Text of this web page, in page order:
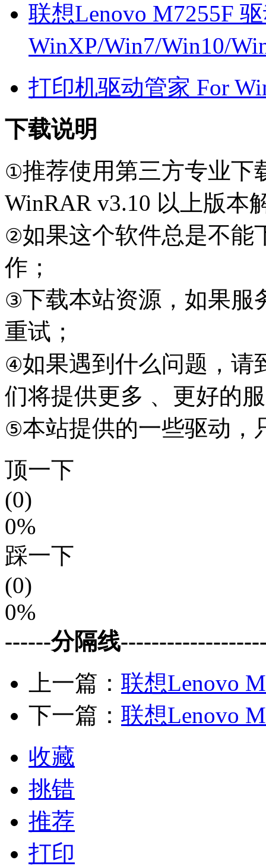
联想Lenovo M7255F
WinXP/Win7/Win10/
打印机驱动管家 For
下载说明
①推荐使用第三方专业下
WinRAR v3.10 以上版本
②如果这个软件总是不能
作；
③下载本站资源，如果服
重试；
④如果遇到什么问题，请
们将提供更多 、更好的
⑤本站提供的一些驱动，
顶一下
(0)
0%
踩一下
(0)
0%
------分隔线
上一篇： 联想Lenovo
下一篇： 联想Lenovo
收藏
挑错
推荐
打印